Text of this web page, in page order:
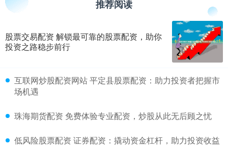
推荐阅读
股票交易配资 解锁最可靠的股票配资，助你
投资之路稳步前行
​互联网炒股配资网站 平定县股票配资：助力投资者把握市
场机遇
​珠海期货配资 免费体验专业配资，炒股从此无后顾之忧
​低风险股票配资 证券配资：撬动资金杠杆，助力投资收益